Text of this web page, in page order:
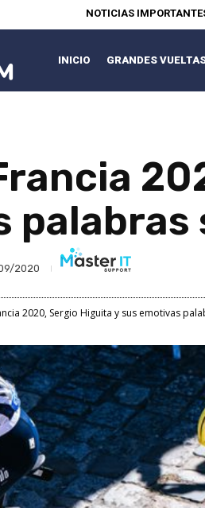
NOTICIAS
INICIO GRANDES
palabras
2020
2020, Sergio Higuita y sus emotivas